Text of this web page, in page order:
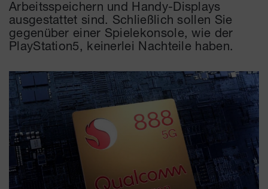
Arbeitsspeichern und Handy-Displays
ausgestattet sind. Schließlich sollen Sie
gegenüber einer Spielekonsole, wie der
PlayStation5, keinerlei Nachteile haben.